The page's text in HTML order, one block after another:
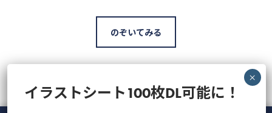
のぞいてみる
最近の投稿 人気の記事 CATEGORY Tag Cloud
イラストシート100枚DL可能に！